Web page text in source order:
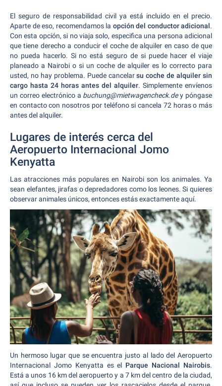
El seguro de responsabilidad civil ya está incluido en el precio.
Aparte de eso, recomendamos la opción del conductor adicional.
Con esta opción, si no viaja solo, especifica una persona adicional
que tiene derecho a conducir el coche de alquiler en caso de que
no pueda hacerlo. Si no está seguro de si puede hacer el viaje
planeado a Nairobi o si un coche de alquiler es lo correcto para
usted, no hay problema. Puede cancelarsu coche de alquiler sin
cargo hasta 24 horas antes del alquiler. Simplemente envíenos
un correo electrónico a buchung@mietwagencheck.dey póngase
en contacto con nosotros por teléfono si cancela 72 horas o más
antes del alquiler.
Lugares de interés cerca del
Aeropuerto Internacional Jomo
Kenyatta
Las atracciones más populares en Nairobi son los animales. Ya
sean elefantes, jirafas o depredadores como los leones. Si quieres
observar animales únicos, entonces estás exactamente aquí.
Un hermoso lugar que se encuentra justo al lado del Aeropuerto
Internacional Jomo Kenyatta es el Parque Nacional Nairobis.
Está a unos 16 km del aeropuerto y a 7 km del centro de la ciudad,